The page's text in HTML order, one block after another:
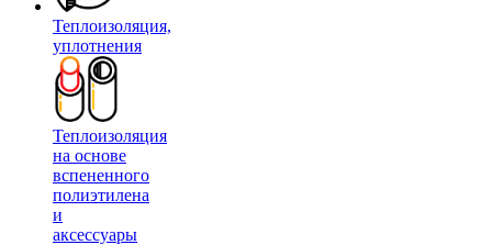
Теплоизоляция,
уплотнения
Теплоизоляция
на основе
вспененного
полиэтилена
и
аксессуары